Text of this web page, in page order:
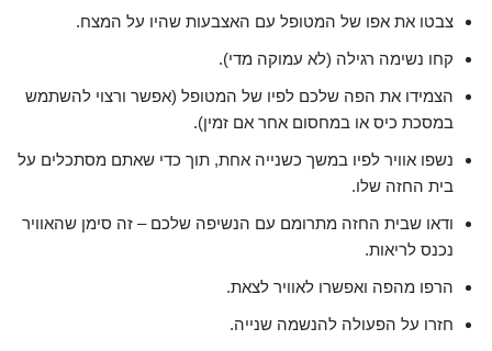
צבטו את אפו של המטופל עם האצבעות שהיו על המצח.
קחו נשימה רגילה (לא עמוקה מדי).
הצמידו את הפה שלכם לפיו של המטופל (אפשר ורצוי להשתמש
במסכת כיס או במחסום אחר אם זמין).
נשפו אוויר לפיו במשך כשנייה אחת, תוך כדי שאתם מסתכלים על
בית החזה שלו.
ודאו שבית החזה מתרומם עם הנשיפה שלכם – זה סימן שהאוויר
נכנס לריאות.
הרפו מהפה ואפשרו לאוויר לצאת.
חזרו על הפעולה להנשמה שנייה.